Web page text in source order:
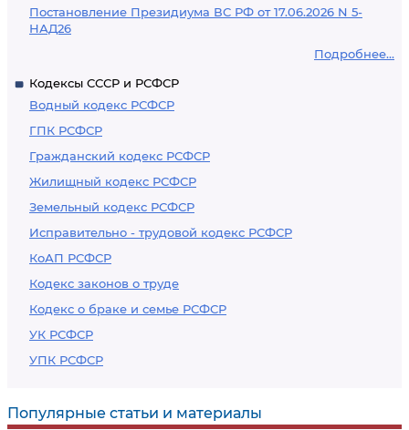
Постановление Президиума ВС РФ от 17.06.2026 N 5-
НАД26
Подробнее...
Кодексы СССР и РСФСР
Водный кодекс РСФСР
ГПК РСФСР
Гражданский кодекс РСФСР
Жилищный кодекс РСФСР
Земельный кодекс РСФСР
Исправительно - трудовой кодекс РСФСР
КоАП РСФСР
Кодекс законов о труде
Кодекс о браке и семье РСФСР
УК РСФСР
УПК РСФСР
Популярные статьи и материалы